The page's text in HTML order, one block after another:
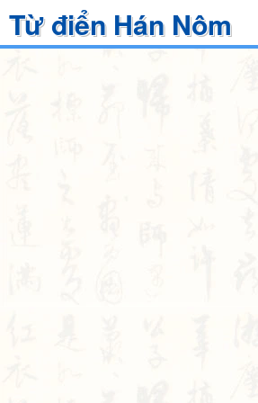
Từ điển Hán Nôm